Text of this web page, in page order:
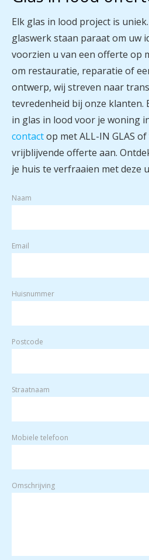
Elk glas in lood project is
glaswerk staan paraat om uw
voorzien u van een offerte op
om restauratie, reparatie of
ontwerp, wij streven naar
tevredenheid bij onze klanten.
in glas in lood voor je woning
contactop metALL-IN GLAS of
vrijblijvende offerte aan.
je huis te verfraaien met deze
Naam
Email
Huisnummer
Postcode
Straatnaam
Mobiele telefoon
Omschrijving